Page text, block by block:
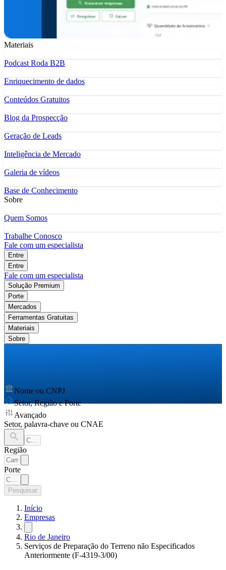
Materiais
Podcast Roda B2B
Enriquecimento de dados
Conteúdos Gratuitos
Blog da Prospecção
Geração de Leads
Inteligência de Mercado
Galeria de vídeos
Base de Conhecimento
Sobre
Quem Somos
Trabalhe Conosco
Fale com um especialista
Entre
Entre
Fale com um especialista
Solução Premium
Porte
Mercados
Ferramentas Gratuitas
Materiais
Sobre
Nome ou CNPJ
Setor, Região e Porte
Avançado
Setor, palavra-chave ou CNAE
Região
Porte
Pesquisar
Início
Empresas
Rio de Janeiro
Serviços de Preparação do Terreno não Especificados
Anteriormente (F-4319-3/00)